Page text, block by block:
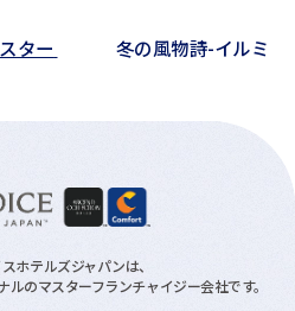
ター
冬の風物詩-イルミ
ホテルズジャパンは、
のマスターフランチャイジー会社です。